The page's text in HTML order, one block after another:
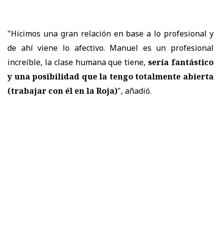
"Hicimos una gran relación en base a lo profesional y
de ahí viene lo afectivo. Manuel es un profesional
increíble, la clase humana que tiene,sería fantástico
y una posibilidad que la tengo totalmente abierta
(trabajar con él en la Roja)", añadió.